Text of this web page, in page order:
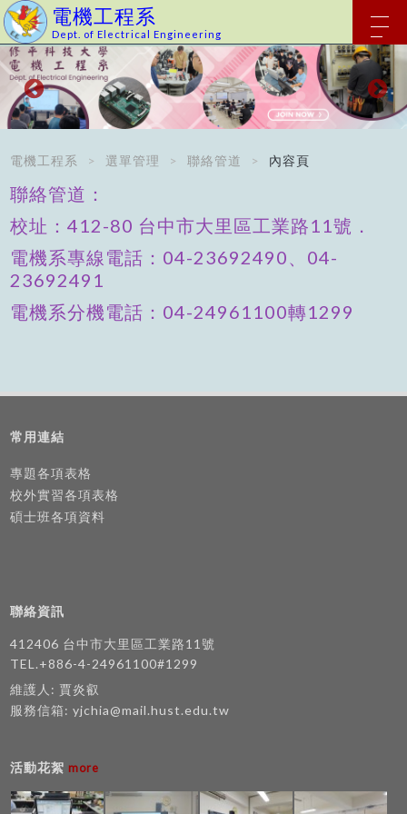
電機工程系
Dept. of Electrical Engineering
電機工程系 選單管理 聯絡管道 內容頁
聯絡管道：
校址：412-80 台中市大里區工業路11號．
電機系專線電話：04-23692490、04-
23692491
電機系分機電話：04-24961100轉1299
常用連結
專題各項表格
校外實習各項表格
碩士班各項資料
聯絡資訊
412406 台中市大里區工業路11號
TEL.+886-4-24961100#1299
維護人: 賈炎叡
服務信箱:yjchia@mail.hust.edu.tw
活動花絮 more